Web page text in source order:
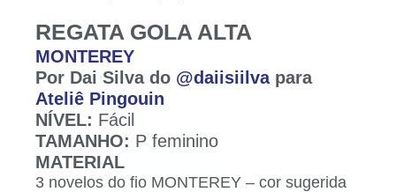
REGATA GOLA ALTA
MONTEREY
Por Dai Silva do @daiisiilva para
Ateliê Pingouin
NÍVEL: Fácil
TAMANHO: P feminino
MATERIAL
3 novelos do fio MONTEREY – cor sugerida